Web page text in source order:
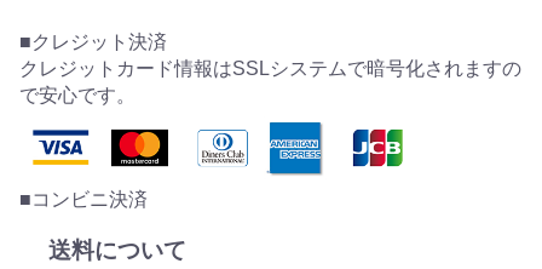
■クレジット決済
クレジットカード情報はSSLシステムで暗号化されますの
で安心です。
■コンビニ決済
送料について